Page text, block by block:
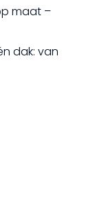
maat –
dak: van